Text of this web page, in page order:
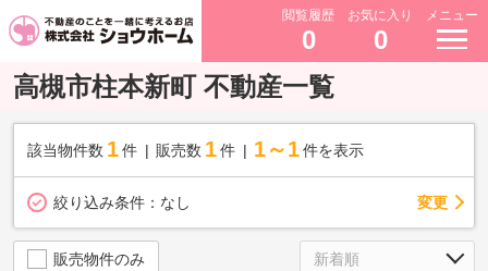
閲覧履歴
0
お気に入り
0
メニュー
高槻市柱本新町 不動産一覧
該当物件数 1件 販売数 1 件 1～1 件を表示
絞り込み条件： なし 変更
販売物件のみ